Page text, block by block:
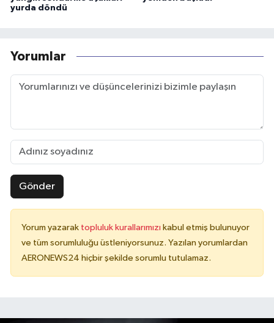
yurda döndü
Yorumlar
Gönder
Yorum yazarak topluluk kurallarımızı kabul etmiş bulunuyor
ve tüm sorumluluğu üstleniyorsunuz. Yazılan yorumlardan
AERONEWS24 hiçbir şekilde sorumlu tutulamaz.